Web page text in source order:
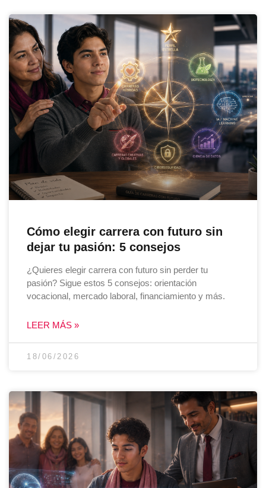
Cómo elegir carrera con futuro sin
dejar tu pasión: 5 consejos
¿Quieres elegir carrera con futuro sin perder tu
pasión? Sigue estos 5 consejos: orientación
vocacional, mercado laboral, financiamiento y más.
LEER MÁS »
18/06/2026